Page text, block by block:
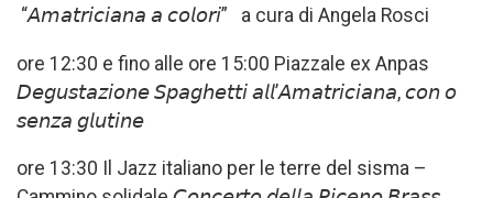
“𝘈𝘮𝘢𝘵𝘳𝘪𝘤𝘪𝘢𝘯𝘢 𝘢 𝘤𝘰𝘭𝘰𝘳𝘪” a cura di Angela Rosci
ore 12:30 e fino alle ore 15:00 Piazzale ex Anpas
𝘋𝘦𝘨𝘶𝘴𝘵𝘢𝘻𝘪𝘰𝘯𝘦 𝘚𝘱𝘢𝘨𝘩𝘦𝘵𝘵𝘪 𝘢𝘭𝘭’𝘈𝘮𝘢𝘵𝘳𝘪𝘤𝘪𝘢𝘯𝘢, 𝘤𝘰𝘯 𝘰
𝘴𝘦𝘯𝘻𝘢 𝘨𝘭𝘶𝘵𝘪𝘯𝘦
ore 13:30 Il Jazz italiano per le terre del sisma –